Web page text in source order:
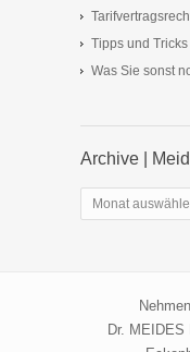
Tipps und Tricks
Was Sie sonst
Archive |
Archive
|
Dr.